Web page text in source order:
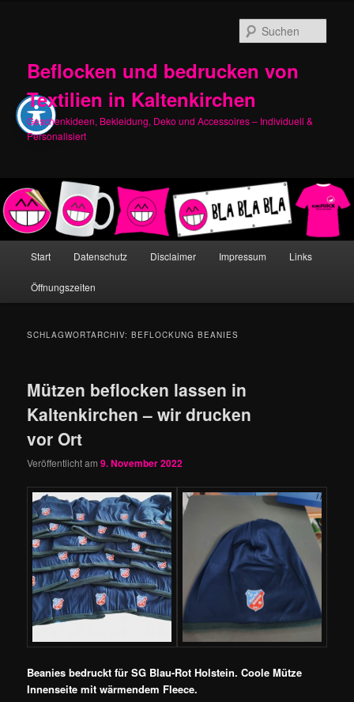
Beflocken und bedrucken von
Textilien in Kaltenkirchen
Geschenkideen, Bekleidung, Deko und Accessoires – Individuell &
Personalisiert
Start Datenschutz Disclaimer Impressum Links
Öffnungszeiten
SCHLAGWORTARCHIV:BEFLOCKUNG BEANIES
Mützen beflocken lassen in
Kaltenkirchen – wir drucken
vor Ort
Veröffentlicht am9. November 2022
Beanies bedruckt für SG Blau-Rot Holstein. Coole Mütze
Innenseite mit wärmendem Fleece.